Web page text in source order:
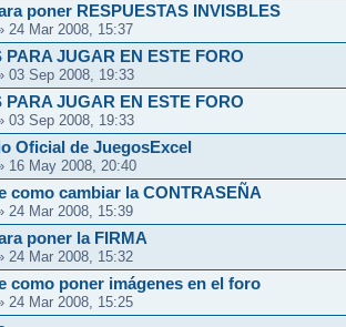
poner RESPUESTAS INVISBLES
24 Mar 2008, 15:37
PARA JUGAR EN ESTE FORO
03 Sep 2008, 19:33
PARA JUGAR EN ESTE FORO
03 Sep 2008, 19:33
Oficial de JuegosExcel
16 May 2008, 20:40
como cambiar la CONTRASEÑA
24 Mar 2008, 15:39
poner la FIRMA
24 Mar 2008, 15:32
como poner imágenes en el foro
24 Mar 2008, 15:25